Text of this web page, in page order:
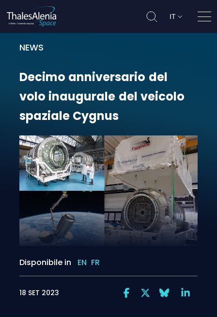
IT
NEWS
Decimo anniversario del volo
Decimo anniversario del
volo inaugurale del veicolo
spaziale Cygnus
Disponibile in EN FR
18 SET 2023